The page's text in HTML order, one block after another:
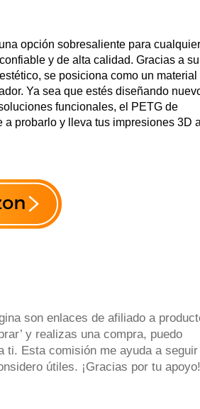
opción sobresaliente para cualquier
y de alta calidad. Gracias a su
se posiciona como un material
Ya sea que estés diseñando
funcionales, el PETG de
probarlo y lleva tus impresiones 3D al
son enlaces de afiliado a
y realizas una compra, puedo
ti. Esta comisión me ayuda a seguir
útiles. ¡Gracias por tu apoyo!